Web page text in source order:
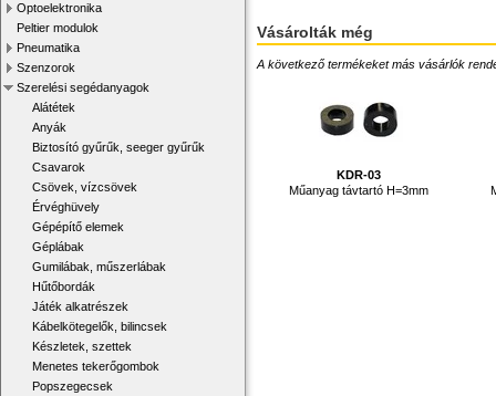
Optoelektronika
Peltier modulok
Pneumatika
Szenzorok
Szerelési segédanyagok
Alátétek
Anyák
Biztosító gyűrűk, seeger gyűrűk
Csavarok
Csövek, vízcsövek
Érvéghüvely
Gépépítő elemek
Géplábak
Gumilábak, műszerlábak
Hűtőbordák
Játék alkatrészek
Kábelkötegelők, bilincsek
Készletek, szettek
Menetes tekerőgombok
Popszegecsek
Vásárolták még
A következő termékeket más vásárlók
KDR-03
Műanyag távtartó H=3mm